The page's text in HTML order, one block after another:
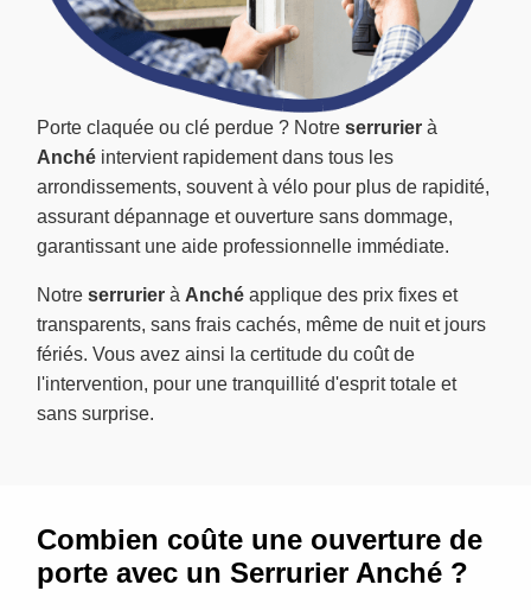
Porte claquée ou clé perdue ? Notre serrurier à
Anché intervient rapidement dans tous les
arrondissements, souvent à vélo pour plus de rapidité,
assurant dépannage et ouverture sans dommage,
garantissant une aide professionnelle immédiate.
Notre serrurier à Anché applique des prix fixes et
transparents, sans frais cachés, même de nuit et jours
fériés. Vous avez ainsi la certitude du coût de
l'intervention, pour une tranquillité d'esprit totale et
sans surprise.
Combien coûte une ouverture de
porte avec un Serrurier Anché ?